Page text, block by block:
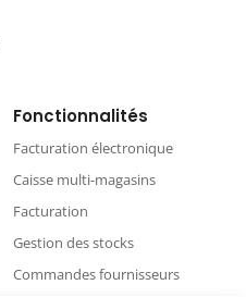
Fonctionnalités
Facturation électronique
Caisse multi-magasins
Facturation
Gestion des stocks
Commandes fournisseurs